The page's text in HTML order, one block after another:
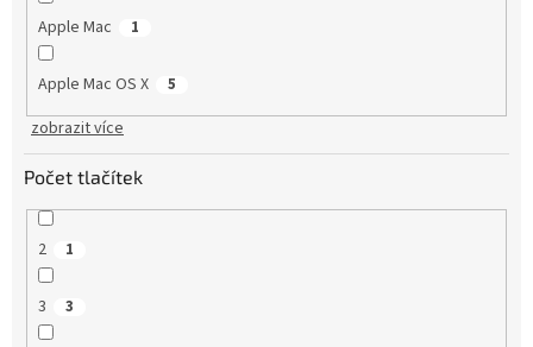
Apple Mac 1
Apple Mac OS X 5
zobrazit více
Počet tlačítek
2 1
3 3